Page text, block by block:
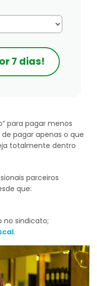
7 dias!
para pagar menos
pagar apenas o que
totalmente dentro
parceiros
que:
no sindicato;
.